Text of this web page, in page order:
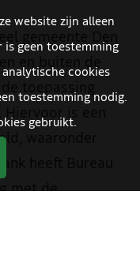
gemeente Den
en buiten de
toepassing
Hiervoor is een
waaronder
heeft Bureau
met de
website zijn alleen
geen toestemming
cookies
toestemming nodig.
gebruikt.